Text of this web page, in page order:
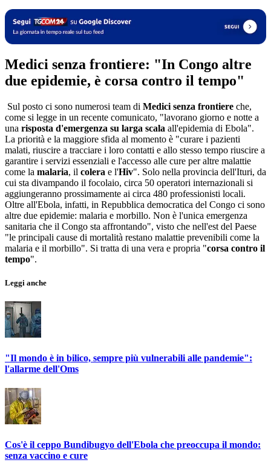
Medici senza frontiere: "In Congo altre
due epidemie, è corsa contro il tempo"
Sul posto ci sono numerosi team di Medici senza frontiere che,
come si legge in un recente comunicato, "lavorano giorno e notte a
una risposta d'emergenza su larga scala all'epidemia di Ebola".
La priorità e la maggiore sfida al momento è "curare i pazienti
malati, riuscire a tracciare i loro contatti e allo stesso tempo riuscire a
garantire i servizi essenziali e l'accesso alle cure per altre malattie
come la malaria, il colera e l'Hiv". Solo nella provincia dell'Ituri, da
cui sta divampando il focolaio, circa 50 operatori internazionali si
aggiungeranno prossimamente ai circa 480 professionisti locali.
Oltre all'Ebola, infatti, in Repubblica democratica del Congo ci sono
altre due epidemie: malaria e morbillo. Non è l'unica emergenza
sanitaria che il Congo sta affrontando", visto che nell'est del Paese
"le principali cause di mortalità restano malattie prevenibili come la
malaria e il morbillo". Si tratta di una vera e propria "corsa contro il
tempo".
Leggi anche
"Il mondo è in bilico, sempre più vulnerabili alle pandemie":
l'allarme dell'Oms
Cos'è il ceppo Bundibugyo dell'Ebola che preoccupa il mondo:
senza vaccino e cure